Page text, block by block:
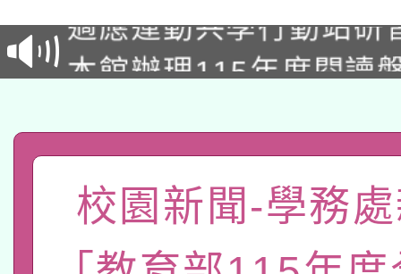
招甄選結果公告(無人
招)
本館辦理115年度閱讀
礎課程
A3數位素養講師名單
「數位內容與教學軟
pilot」
有關大陸委員會函釋公
校園新聞-學務